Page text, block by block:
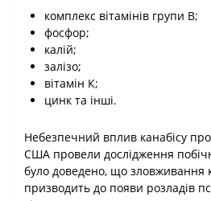
комплекс вітамінів групи В;
фосфор;
калій;
залізо;
вітамін К;
цинк та інші.
Небезпечний вплив канабісу
США провели дослідження
було доведено, що зловживання
призводить до появи розладів